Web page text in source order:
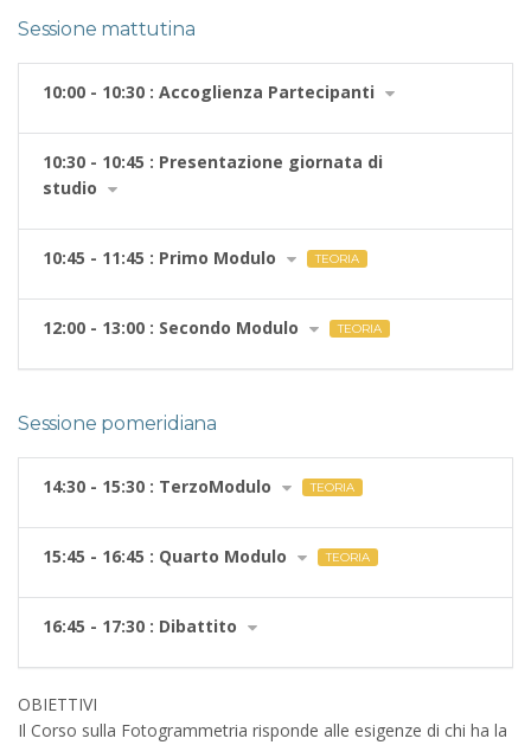
Sessione mattutina
10:00 - 10:30 : Accoglienza Partecipanti
10:30 - 10:45 : Presentazione giornata di
studio
10:45 - 11:45 : Primo Modulo TEORIA
12:00 - 13:00 : Secondo Modulo TEORIA
Sessione pomeridiana
14:30 - 15:30 : TerzoModulo TEORIA
15:45 - 16:45 : Quarto Modulo TEORIA
16:45 - 17:30 : Dibattito
OBIETTIVI
Il Corso sulla Fotogrammetria risponde alle esigenze di chi ha la